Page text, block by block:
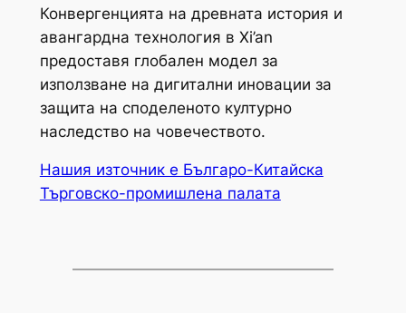
Конвергенцията на древната история и
авангардна технология в Xi’an
предоставя глобален модел за
използване на дигитални иновации за
защита на споделеното културно
наследство на човечеството.
Нашия източник е Българо-Китайска
Търговско-промишлена палaта